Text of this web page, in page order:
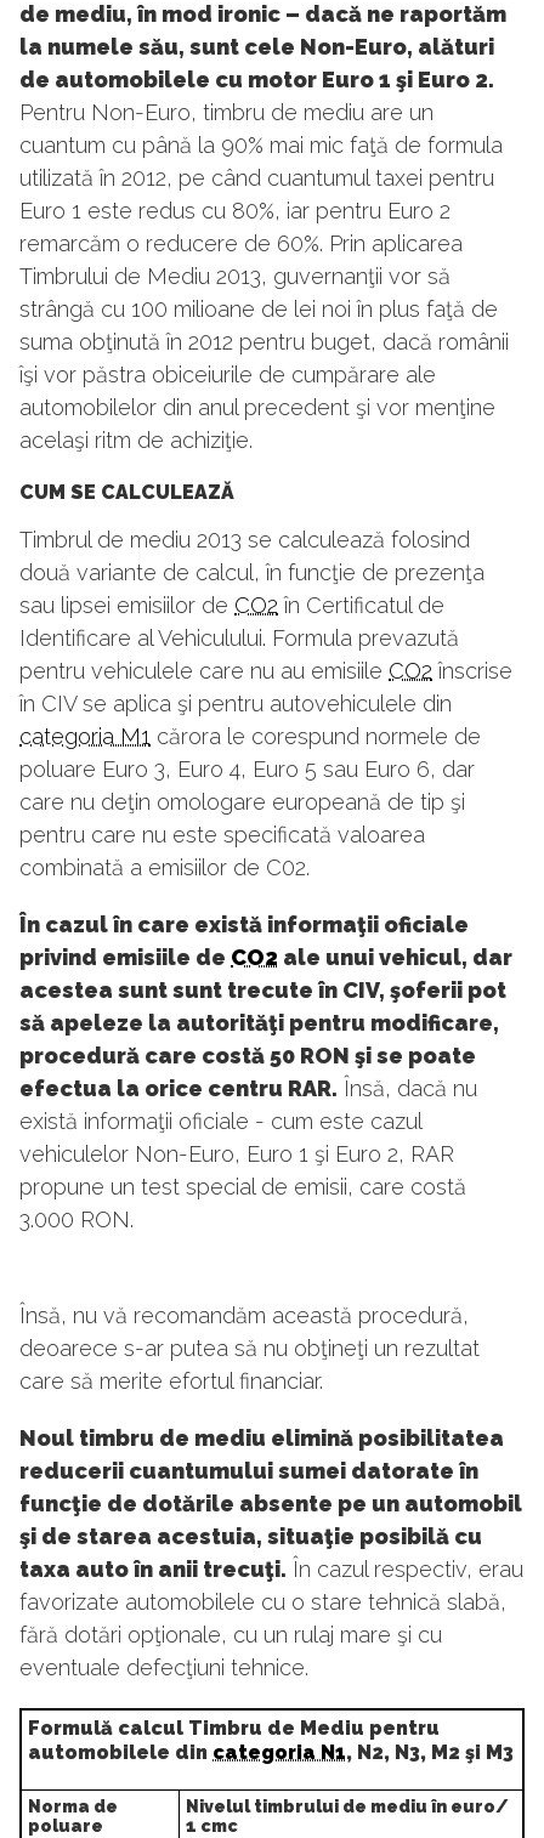
de mediu, în mod ironic – dacă ne raportăm
la numele său, sunt cele Non-Euro, alături
de automobilele cu motor Euro 1 şi Euro 2.
Pentru Non-Euro, timbru de mediu are un
cuantum cu până la 90% mai mic faţă de formula
utilizată în 2012, pe când cuantumul taxei pentru
Euro 1 este redus cu 80%, iar pentru Euro 2
remarcăm o reducere de 60%. Prin aplicarea
Timbrului de Mediu 2013, guvernanţii vor să
strângă cu 100 milioane de lei noi în plus faţă de
suma obţinută în 2012 pentru buget, dacă românii
îşi vor păstra obiceiurile de cumpărare ale
automobilelor din anul precedent şi vor menţine
acelaşi ritm de achiziţie.
CUM SE CALCULEAZĂ
Timbrul de mediu 2013 se calculează folosind
două variante de calcul, în funcţie de prezenţa
sau lipsei emisiilor de CO2în Certificatul de
Identificare al Vehiculului. Formula prevazută
pentru vehiculele care nu au emisiile CO2înscrise
în CIV se aplica şi pentru autovehiculele din
categoria M1 cărora le corespund normele de
poluare Euro 3, Euro 4, Euro 5 sau Euro 6, dar
care nu deţin omologare europeană de tip şi
pentru care nu este specificată valoarea
combinată a emisiilor de C02.
În cazul în care există informaţii oficiale
privind emisiile de CO2 ale unui vehicul, dar
acestea sunt sunt trecute în CIV, şoferii pot
să apeleze la autorităţi pentru modificare,
procedură care costă 50 RON şi se poate
efectua la orice centru RAR. Însă, dacă nu
există informaţii oficiale - cum este cazul
vehiculelor Non-Euro, Euro 1 şi Euro 2, RAR
propune un test special de emisii, care costă
3.000 RON.
Însă, nu vă recomandăm această procedură,
deoarece s-ar putea să nu obţineţi un rezultat
care să merite efortul financiar.
Noul timbru de mediu elimină posibilitatea
reducerii cuantumului sumei datorate în
funcţie de dotările absente pe un automobil
şi de starea acestuia, situaţie posibilă cu
taxa auto în anii trecuţi. În cazul respectiv, erau
favorizate automobilele cu o stare tehnică slabă,
fără dotări opţionale, cu un rulaj mare şi cu
eventuale defecţiuni tehnice.
Formulă calcul Timbru de Mediu pentru
automobilele din categoria N1, N2, N3, M2 şi M3
Norma de
poluare
Nivelul timbrului de mediu în euro/
1 cmc